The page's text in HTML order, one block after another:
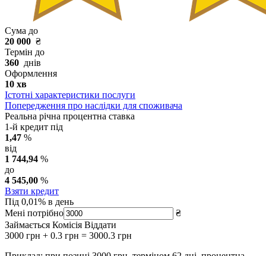
Сума до
20 000 ₴
Термін до
360 днів
Оформлення
10 хв
Істотні характеристики послуги
Попередження про наслідки для споживача
Реальна річна процентна ставка
1-й кредит під
1,47 %
від
1 744,94 %
до
4 545,00 %
Взяти кредит
Під 0,01% в день
Мені потрібно
₴
Займається Комісія Віддати
3000 грн + 0.3 грн = 3000.3 грн